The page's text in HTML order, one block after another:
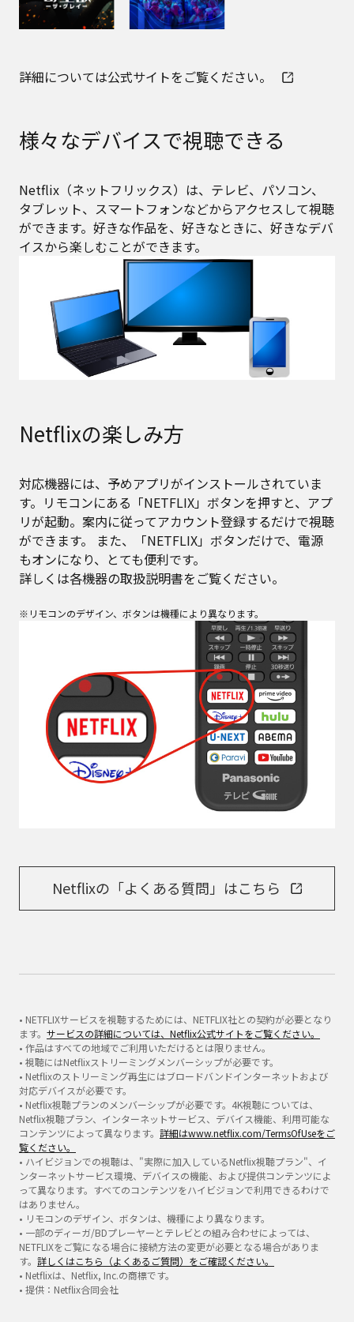
詳細については公式サイトをご覧ください。
様々なデバイスで視聴できる
Netflix（ネットフリックス）は、テレビ、パソコン、
タブレット、スマートフォンなどからアクセスして視聴
ができます。好きな作品を、好きなときに、好きなデバ
イスから楽しむことができます。
Netflixの楽しみ方
対応機器には、予めアプリがインストールされていま
す。リモコンにある「NETFLIX」ボタンを押すと、アプ
リが起動。案内に従ってアカウント登録するだけで視聴
ができます。 また、「NETFLIX」ボタンだけで、電源
もオンになり、とても便利です。
詳しくは各機器の取扱説明書をご覧ください。
※リモコンのデザイン、ボタンは機種により異なります。
Netflixの「よくある質問」はこちら
• NETFLIXサービスを視聴するためには、NETFLIX社との契約が必要となり
ます。 サービスの詳細については、Netflix公式サイトをご覧ください。
• 作品はすべての地域でご利用いただけるとは限りません。
• 視聴にはNetflixストリーミングメンバーシップが必要です。
• Netflixのストリーミング再生にはブロードバンドインターネットおよび
対応デバイスが必要です。
• Netflix視聴プランのメンバーシップが必要です。4K視聴については、
Netflix視聴プラン、インターネットサービス、デバイス機能、利用可能な
コンテンツによって異なります。 詳細はwww.netflix.com/TermsOfUseをご
覧ください。
• ハイビジョンでの視聴は、"実際に加入しているNetflix視聴プラン"、イ
ンターネットサービス環境、デバイスの機能、および提供コンテンツによ
って異なります。すべてのコンテンツをハイビジョンで利用できるわけで
はありません。
• リモコンのデザイン、ボタンは、機種により異なります。
• 一部のディーガ/BDプレーヤーとテレビとの組み合わせによっては、
NETFLIXをご覧になる場合に接続方法の変更が必要となる場合がありま
す。 詳しくはこちら（よくあるご質問）をご確認ください。
• Netflixは、Netflix, Inc.の商標です。
• 提供：Netflix合同会社